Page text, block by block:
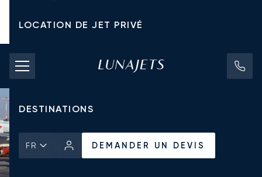
LOCATION DE JET PRIVÉ
TARIFS D'AFFRÈTEMENT
JETS PRIVÉS
DESTINATIONS
FR DEMANDER UN DEVIS